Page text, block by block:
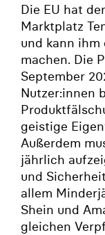
Die EU hat
Marktplatz
und kann
machen. Die
September
Nutzer:innen
geistige
Außerdem
jährlich
und
allem
Shein und
gleichen